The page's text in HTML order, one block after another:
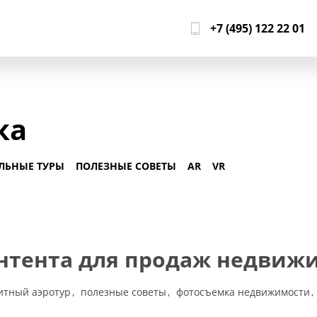
+7 (495) 122 22 01
ТУРЫ ПОЛЕЗНЫЕ СОВЕТЫ AR VR
для продаж
аэротур полезные советы фотосъемка недвижимости